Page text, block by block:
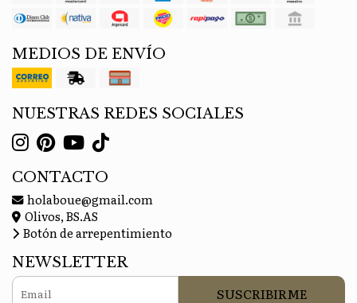
MEDIOS DE ENVÍO
NUESTRAS REDES SOCIALES
CONTACTO
holaboue@gmail.com
Olivos, BS.AS
Botón de arrepentimiento
NEWSLETTER
SUSCRIBIRME